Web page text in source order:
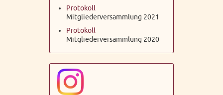
Protokoll
Mitgliederversammlung 2021
Protokoll
Mitgliederversammlung 2020